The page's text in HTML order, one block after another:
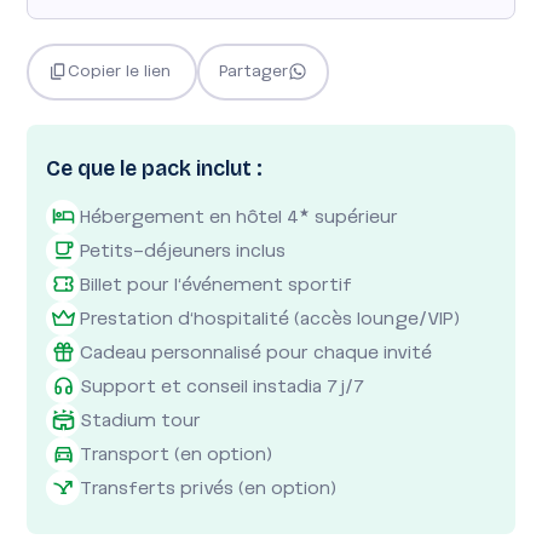
Copier le lien Partager
Ce que le pack inclut :
Hébergement en hôtel 4★ supérieur
Petits-déjeuners inclus
Billet pour l'événement sportif
Prestation d'hospitalité (accès lounge/VIP)
Cadeau personnalisé pour chaque invité
Support et conseil instadia 7j/7
Stadium tour
Transport (en option)
Transferts privés (en option)